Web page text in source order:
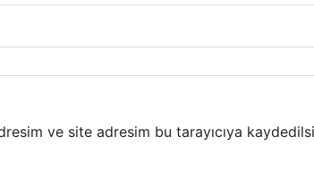
ve site adresim bu tarayıcıya